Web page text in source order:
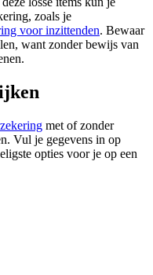
zoals je
voor inzittenden. Bewaar
want zonder bewijs van
met of zonder
Vul je gegevens in op
opties voor je op een